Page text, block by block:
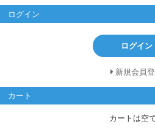
ログイン
ログイン
新規会員
カート
カートは空